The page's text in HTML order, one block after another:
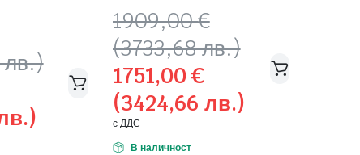
1909,00€
(3733,68 лв.)
Original
price
was:
1909,00 €
(3733,68
лв.).
1751,00€
(3424,66 лв.)
Текущата
цена
е:
1751,00 €
(3424,66
лв.).
с ДДС
В наличност